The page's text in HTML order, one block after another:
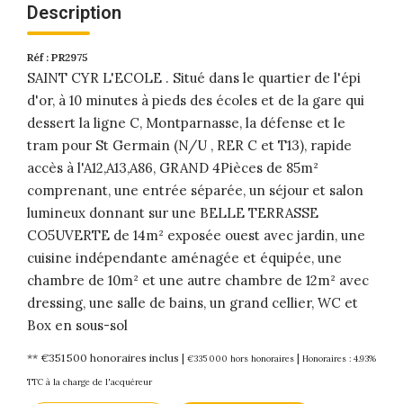
Description
Réf : PR2975
SAINT CYR L'ECOLE . Situé dans le quartier de l'épi
d'or, à 10 minutes à pieds des écoles et de la gare qui
dessert la ligne C, Montparnasse, la défense et le
tram pour St Germain (N/U , RER C et T13), rapide
accès à l'A12,A13,A86, GRAND 4Pièces de 85m²
comprenant, une entrée séparée, un séjour et salon
lumineux donnant sur une BELLE TERRASSE
CO5UVERTE de 14m² exposée ouest avec jardin, une
cuisine indépendante aménagée et équipée, une
chambre de 10m² et une autre chambre de 12m² avec
dressing, une salle de bains, un grand cellier, WC et
Box en sous-sol
** €351 500 honoraires inclus | €335 000 hors honoraires | Honoraires : 4.93%
TTC à la charge de l'acquéreur